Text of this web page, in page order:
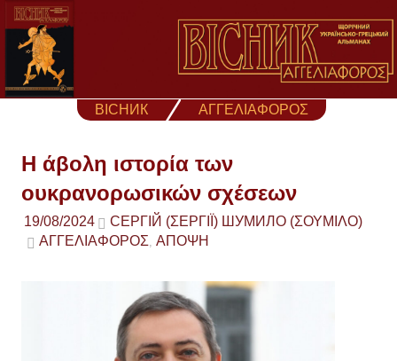
Skip
content
ВІСНИК ΑΓΓΕΛΙΑΦΟΡΟΣ
Η άβολη ιστορία των
ουκρανορωσικών σχέσεων
19/08/2024
СЕРГІЙ (ΣΕΡΓΊΙ) ШУМИЛО (ΣΟΥΜΊΛΟ)
ΑΓΓΕΛΙΑΦΟΡΟΣ ΑΠΟΨΗ